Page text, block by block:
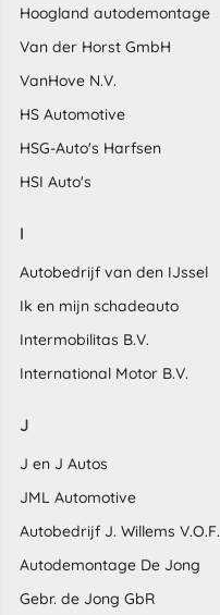
Hoogland autodemontage
Van der Horst GmbH
VanHove N.V.
HS Automotive
HSG-Auto's Harfsen
HSI Auto's
I
Autobedrijf van den IJssel
Ik en mijn schadeauto
Intermobilitas B.V.
International Motor B.V.
J
J en J Autos
JML Automotive
Autobedrijf J. Willems V.O.F.
Autodemontage De Jong
Gebr. de Jong GbR